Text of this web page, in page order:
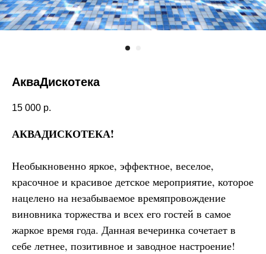
АкваДискотека
15 000 р.
АКВАДИСКОТЕКА!
Необыкновенно яркое, эффектное, веселое,
красочное и красивое детское мероприятие, которое
нацелено на незабываемое времяпровождение
виновника торжества и всех его гостей в самое
жаркое время года. Данная вечеринка сочетает в
себе летнее, позитивное и заводное настроение!